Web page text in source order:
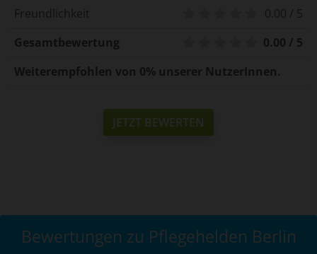
Freundlichkeit
0.00 / 5
Gesamtbewertung
0.00 / 5
Weiterempfohlen von 0% unserer NutzerInnen.
JETZT BEWERTEN
Bewertungen zu Pflegehelden Berlin